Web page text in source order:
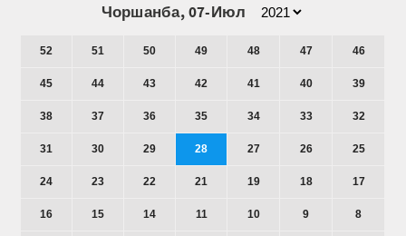
Чоршанба, 07-Июл
52 51 50 49 48 47 46
45 44 43 42 41 40 39
38 37 36 35 34 33 32
31 30 29 28 27 26 25
24 23 22 21 19 18 17
16 15 14 11 10 9 8